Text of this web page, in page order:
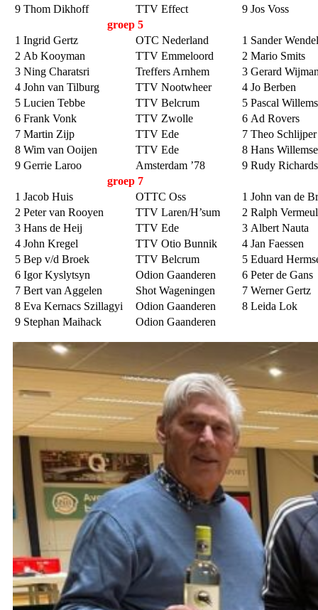
9 Thom Dikhoff TTV Effect 9 Jos Voss
groep 5
1 Ingrid Gertz OTC Nederland 1 Sander Wendel
2 Ab Kooyman TTV Emmeloord 2 Mario Smits
3 Ning Charatsri Treffers Arnhem 3 Gerard
4 John van Tilburg TTV Nootwheer 4 Jo Berben
5 Lucien Tebbe TTV Belcrum 5 Pascal Willems
6 Frank Vonk TTV Zwolle 6 Ad Rovers
7 Martin Zijp TTV Ede 7 Theo Schlijper
8 Wim van Ooijen TTV Ede 8 Hans
9 Gerrie Laroo Amsterdam ’78 9 Rudy
groep 7
1 Jacob Huis OTTC Oss 1 John van de
2 Peter van Rooyen TTV Laren/H’sum 2 Ralph
3 Hans de Heij TTV Ede 3 Albert Nauta
4 John Kregel TTV Otio Bunnik 4 Jan Faessen
5 Bep v/d Broek TTV Belcrum 5 Eduard
6 Igor Kyslytsyn Odion Gaanderen 6 Peter de Gans
7 Bert van Aggelen Shot Wageningen 7 Werner Gertz
8 Eva Kernacs Szillagyi Odion Gaanderen 8 Leida Lok
9 Stephan Maihack Odion Gaanderen